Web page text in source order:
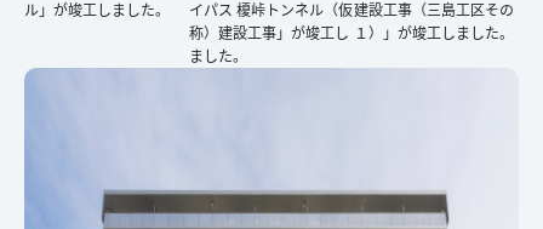
ル」が竣工しました。
イパス 榎峠トンネル（仮
称）建設工事」が竣工し
ました。
建設工事（三島工区その
１）」が竣工しました。